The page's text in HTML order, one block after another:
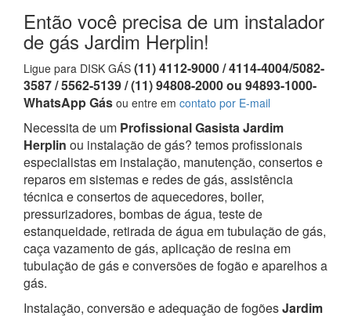
Então você precisa de um instalador
de gás Jardim Herplin!
Ligue para DISK GÁS (11) 4112-9000 / 4114-4004/5082-
3587 / 5562-5139 / (11) 94808-2000 ou 94893-1000-
WhatsApp Gás ou entre em contato por E-mail
Necessita de um Profissional Gasista Jardim
Herplin ou instalação de gás? temos profissionais
especialistas em instalação, manutenção, consertos e
reparos em sistemas e redes de gás, assistência
técnica e consertos de aquecedores, boiler,
pressurizadores, bombas de água, teste de
estanqueidade, retirada de água em tubulação de gás,
caça vazamento de gás, aplicação de resina em
tubulação de gás e conversões de fogão e aparelhos a
gás.
Instalação, conversão e adequação de fogõesJardim